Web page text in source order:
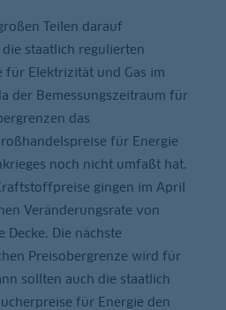
Teilen darauf
staatlich regulierten
für Elektrizität und Gas im
der Bemessungszeitraum für
das
für Energie
noch nicht umfaßt hat.
gingen im April
Veränderungsrate von
Decke. Die nächste
Preisobergrenze wird für
sollten auch die staatlich
für Energie den